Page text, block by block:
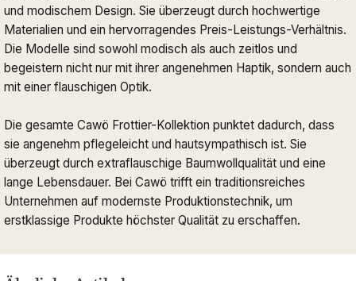
und modischem Design. Sie überzeugt durch hochwertige
Materialien und ein hervorragendes Preis-Leistungs-Verhältnis.
Die Modelle sind sowohl modisch als auch zeitlos und
begeistern nicht nur mit ihrer angenehmen Haptik, sondern auch
mit einer flauschigen Optik.
Die gesamte Cawö Frottier-Kollektion punktet dadurch, dass
sie angenehm pflegeleicht und hautsympathisch ist. Sie
überzeugt durch extraflauschige Baumwollqualität und eine
lange Lebensdauer. Bei Cawö trifft ein traditionsreiches
Unternehmen auf modernste Produktionstechnik, um
erstklassige Produkte höchster Qualität zu erschaffen.